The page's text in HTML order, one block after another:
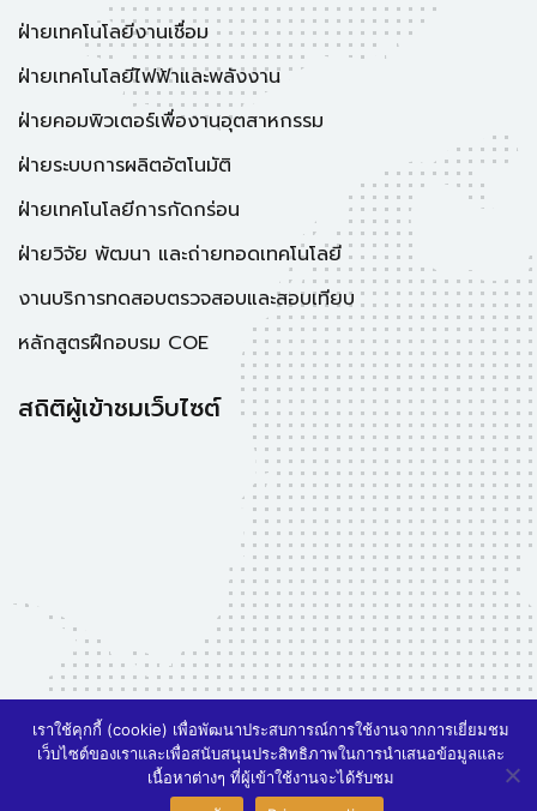
ฝ่ายเทคโนโลยีงานเชื่อม
ฝ่ายเทคโนโลยีไฟฟ้าและพลังงาน
ฝ่ายคอมพิวเตอร์เพื่องานอุตสาหกรรม
ฝ่ายระบบการผลิตอัตโนมัติ
ฝ่ายเทคโนโลยีการกัดกร่อน
ฝ่ายวิจัย พัฒนา และถ่ายทอดเทคโนโลยี
งานบริการทดสอบตรวจสอบและสอบเทียบ
หลักสูตรฝึกอบรม COE
สถิติผู้เข้าชมเว็บไซต์
เราใช้คุกกี้ (cookie) เพื่อพัฒนาประสบการณ์การใช้งานจากการเยี่ยมชม
เว็บไซต์ของเราและเพื่อสนับสนุนประสิทธิภาพในการนำเสนอข้อมูลและ
เนื้อหาต่างๆ ที่ผู้เข้าใช้งานจะได้รับชม
สอบถามรายละเอียดเพิ่มเติม
3